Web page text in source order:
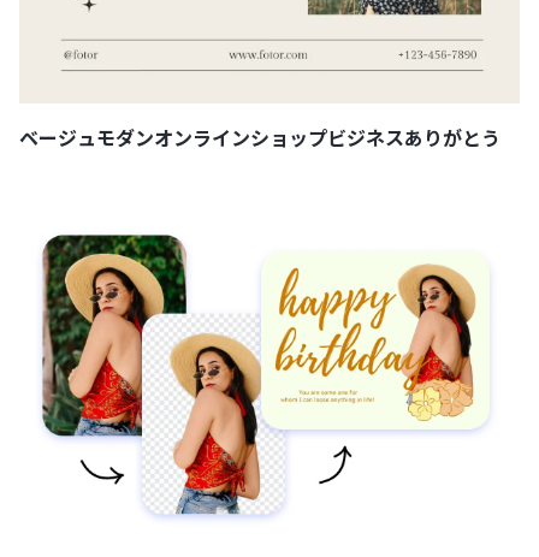
ベージュモダンオンラインショップビジネスありがとう